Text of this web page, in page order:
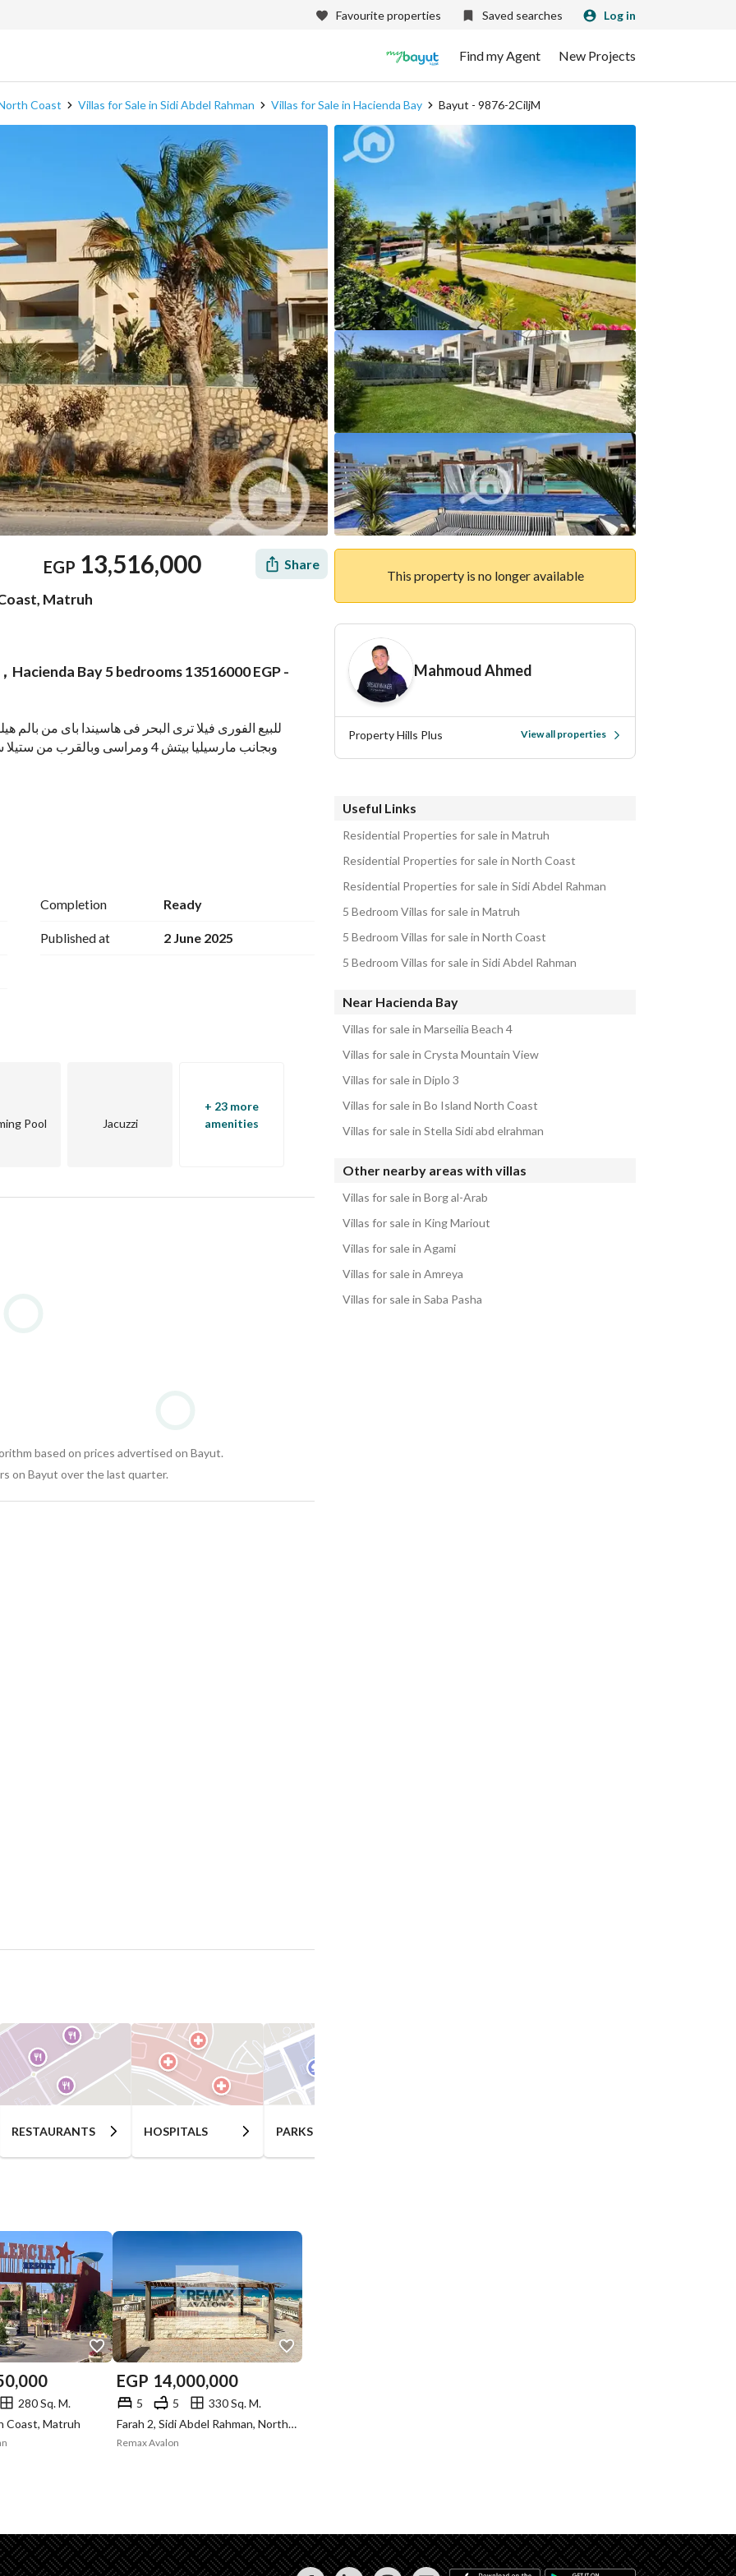
Favourite properties Saved searches Log in
Find my Agent New Projects
Coast Villas for Sale in Sidi Abdel Rahman Villas for Sale in Hacienda Bay Bayut - 9876-2CiljM
EGP 13,516,000 Share
Matruh
Bay 5 bedrooms 13516000 EGP -
Completion Ready
Published at 2 June 2025
Pool Jacuzzi
+ 23 more
amenities
based on prices advertised on Bayut.
on Bayut over the last quarter.
RESTAURANTS HOSPITALS PARKS
280 Sq. M.
Coast, Matruh
EGP 14,000,000
5 5
330 Sq. M.
Farah 2, Sidi Abdel Rahman, North Coast, Matruh
Remax Avalon
This property is no longer available
Mahmoud Ahmed
Property Hills Plus View all properties
Useful Links
Residential Properties for sale in Matruh
Residential Properties for sale in North Coast
Residential Properties for sale in Sidi Abdel Rahman
5 Bedroom Villas for sale in Matruh
5 Bedroom Villas for sale in North Coast
5 Bedroom Villas for sale in Sidi Abdel Rahman
Near Hacienda Bay
Villas for sale in Marseilia Beach 4
Villas for sale in Crysta Mountain View
Villas for sale in Diplo 3
Villas for sale in Bo Island North Coast
Villas for sale in Stella Sidi abd elrahman
Other nearby areas with villas
Villas for sale in Borg al-Arab
Villas for sale in King Mariout
Villas for sale in Agami
Villas for sale in Amreya
Villas for sale in Saba Pasha